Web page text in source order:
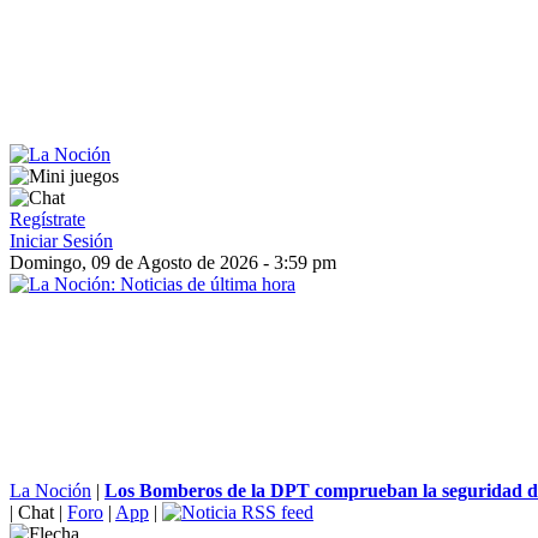
Regístrate
Iniciar Sesión
Domingo, 09 de Agosto de 2026 - 3:59 pm
La Noción | Los Bomberos de la DPT comprueban la seguridad
| Chat | Foro | App |